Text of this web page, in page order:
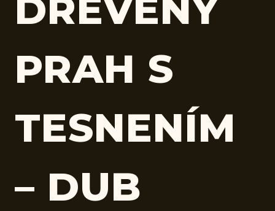
DREVENÝ
PRAH S
TESNENÍM
– DUB